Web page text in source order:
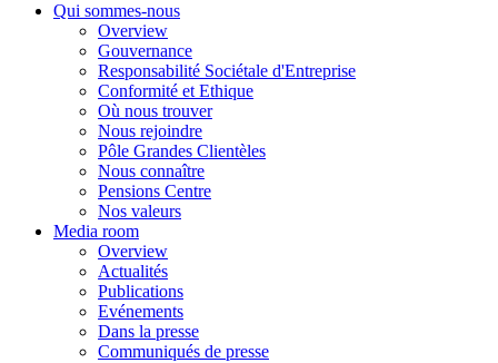
Qui sommes-nous
Overview
Gouvernance
Responsabilité Sociétale d'Entreprise
Conformité et Ethique
Où nous trouver
Nous rejoindre
Pôle Grandes Clientèles
Nous connaître
Pensions Centre
Nos valeurs
Media room
Overview
Actualités
Publications
Evénements
Dans la presse
Communiqués de presse